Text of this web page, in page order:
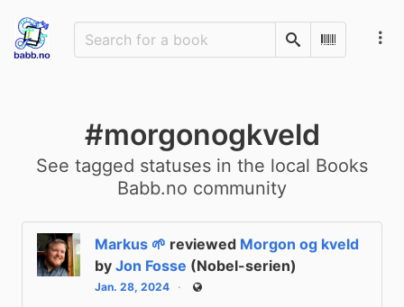
SearchScan
#morgonogkveld
See tagged statuses in the local Books
Babb.no community
Markus 🌱 reviewed Morgon og kveld
by Jon Fosse (Nobel-serien)
Jan. 28, 2024 Public